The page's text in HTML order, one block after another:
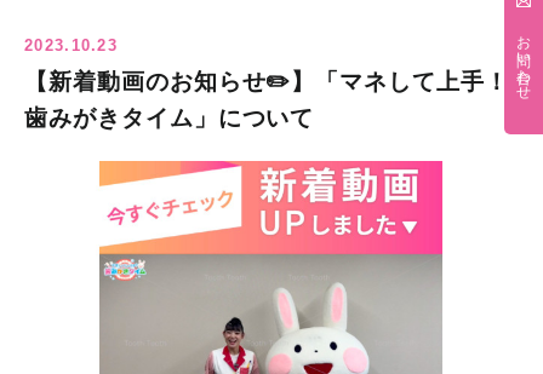
2023.10.23
【新着動画のお知らせ✏️】「マネして上手！
歯みがきタイム」について
お問い合わせ